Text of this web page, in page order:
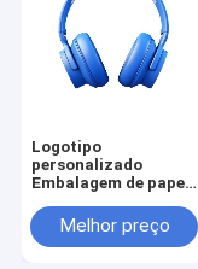
Logotipo
personalizado
Embalagem de papel
Branco / Preto / Ouro
Rosa Caixa de
Melhor preço